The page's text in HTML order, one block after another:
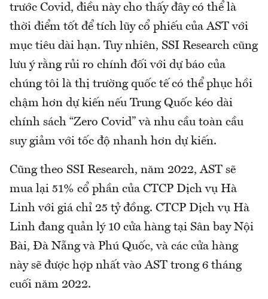
trước Covid, điều này cho thấy đây có thể là
thời điểm tốt để tích lũy cổ phiếu của AST với
mục tiêu dài hạn. Tuy nhiên, SSI Research cũng
lưu ý rằng rủi ro chính đối với dự báo của
chúng tôi là thị trường quốc tế có thể phục hồi
chậm hơn dự kiến nếu Trung Quốc kéo dài
chính sách “Zero Covid” và nhu cầu toàn cầu
suy giảm với tốc độ nhanh hơn dự kiến.
Cũng theo SSI Research, năm 2022, AST sẽ
mua lại 51% cổ phần của CTCP Dịch vụ Hà
Linh với giá chỉ 25 tỷ đồng. CTCP Dịch vụ Hà
Linh đang quản lý 10 cửa hàng tại Sân bay Nội
Bài, Đà Nẵng và Phú Quốc, và các cửa hàng
này sẽ được hợp nhất vào AST trong 6 tháng
cuối năm 2022.